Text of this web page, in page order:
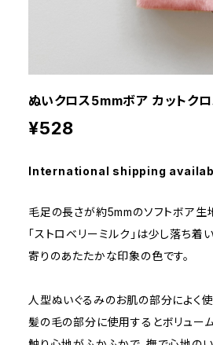
ぬいクロス5mmボア カットク
¥528
International shipping
毛足の長さが約5mmのソフトボア生
「ストロベリーミルク」は少し落ち着
寄りのあたたかな印象の色です。
人型ぬいぐるみのお肌の部分によく
髪の毛の部分に使用するとボリュー